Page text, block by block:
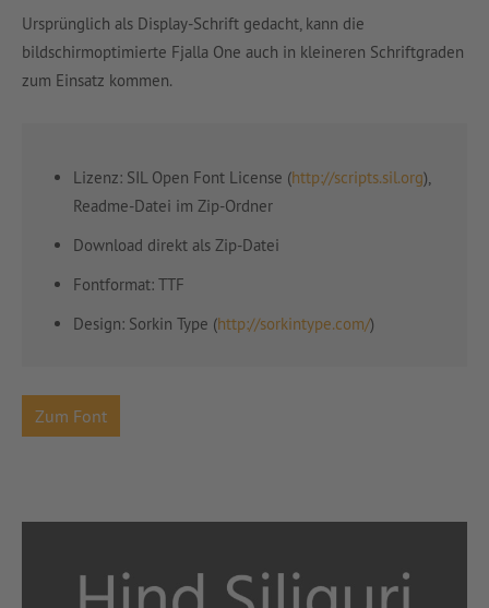
Ursprünglich als Display-Schrift gedacht, kann die
bildschirmoptimierte Fjalla One auch in kleineren Schriftgraden
zum Einsatz kommen.
Lizenz: SIL Open Font License (http://scripts.sil.org),
Readme-Datei im Zip-Ordner
Download direkt als Zip-Datei
Fontformat: TTF
Design: Sorkin Type (http://sorkintype.com/)
Zum Font